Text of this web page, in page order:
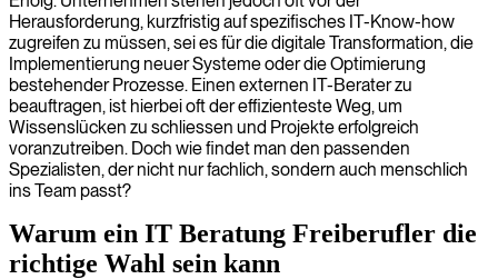
Herausforderung, kurzfristig auf spezifisches IT-Know-how
zugreifen zu müssen, sei es für die digitale Transformation, die
Implementierung neuer Systeme oder die Optimierung
bestehender Prozesse. Einen externen IT-Berater zu
beauftragen, ist hierbei oft der effizienteste Weg, um
Wissenslücken zu schliessen und Projekte erfolgreich
voranzutreiben. Doch wie findet man den passenden
Spezialisten, der nicht nur fachlich, sondern auch menschlich
ins Team passt?
Warum ein IT Beratung Freiberufler die
richtige Wahl sein kann